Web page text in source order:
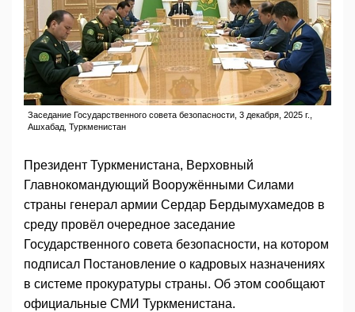
Заседание Государственного совета безопасности, 3 декабря, 2025 г.,
Ашхабад, Туркменистан
Президент Туркменистана, Верховный
Главнокомандующий Вооружёнными Силами
страны генерал армии Сердар Бердымухамедов в
среду провёл очередное заседание
Государственного совета безопасности, на котором
подписал Постановление о кадровых назначениях
в системе прокуратуры страны. Об этом сообщают
официальные СМИ Туркменистана.